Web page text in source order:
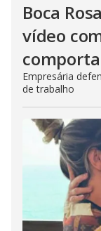
Boca
vídeo
Empresária
de trabalho